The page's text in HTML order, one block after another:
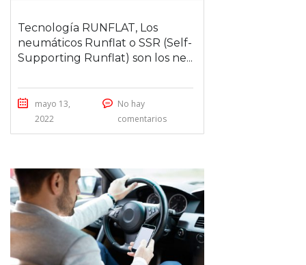
Tecnología RUNFLAT, Los
neumáticos Runflat o SSR (Self-
Supporting Runflat) son los ne...
mayo 13,
2022
No hay
comentarios